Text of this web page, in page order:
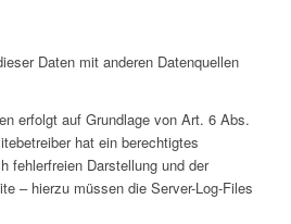
Daten mit anderen Datenquellen
erfolgt auf Grundlage von Art. 6 Abs.
hat ein berechtigtes
fehlerfreien Darstellung und der
– hierzu müssen die Server-Log-Files